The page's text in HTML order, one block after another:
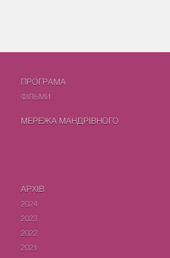
ПРОГРАМА
ФIЛЬМИ
МЕРЕЖА МАНДРІВНОГО
АРХІВ
2024
2023
2022
2021